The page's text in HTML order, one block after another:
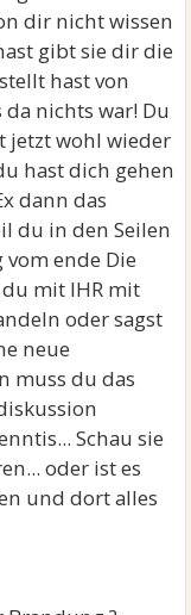
dir nicht wissen
gibt sie dir die
hast von
nichts war! Du
jetzt wohl wieder
hast dich gehen
dann das
du in den Seilen
ende Die
mit IHR mit
oder sagst
neue
muss du das
Schau sie
oder ist es
und dort alles